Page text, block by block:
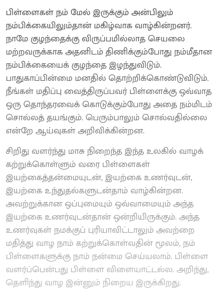
பிள்ளைகள் நம் மேல் இருக்கும் அன்பிலும்
நம்பிக்கையிலும்தான் மகிழ்வாக வாழ்கின்றனர்.
நாமே குழந்தைக்கு விருப்பமில்லாத செயலை
மற்றவருக்காக அதனிடம் திணிக்கும்போது நம்மீதான
நம்பிக்கையைக் குழந்தை இழந்துவிடும்.
பாதுகாப்பின்மை மனதில் தொற்றிக்கொண்டுவிடும்.
நீங்கள் மதிப்பு வைத்திருப்பவர் பிள்ளைக்கு ஒவ்வாத
ஒரு தொந்தரவைக் கொடுக்கும்போது அதை நம்மிடம்
சொல்லத் தயங்கும். பெரும்பாலும் சொல்வதில்லை
என்றே ஆய்வுகள் அறிவிக்கின்றன.
சிறிது வளர்ந்து மாசு நிறைந்த இந்த உலகில் வாழக்
கற்றுக்கொள்ளும் வரை பிள்ளைகள்
இயற்கைத்தன்மையுடன், இயற்கை உணர்வுடன்,
இயற்கை உந்துதல்களுடன்தாம் வாழ்கின்றன.
அவற்றுக்கான ஒப்புமையும் ஒவ்வாமையும் அந்த
இயற்கை உணர்வுடன்தான் ஒன்றியிருக்கும். அந்த
உணர்வுகள் நமக்குப் புரியாவிட்டாலும் அவற்றை
மதித்து வாழ நாம் கற்றுக்கொள்வதின் மூலம், நம்
பிள்ளைகளுக்கு நாம் நன்மை செய்யலாம். பிள்ளை
வளர்ப்பென்பது பிள்ளை விளையாட்டல்ல. அறிந்து,
தெளிந்து வாழ இன்னும் நிறைய இருக்கிறது.